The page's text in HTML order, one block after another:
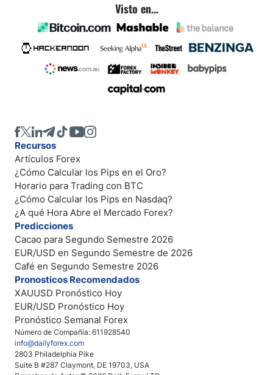
Visto en...
Número de Compañía: 611928540
info@dailyforex.com
2803 Philadelphia Pike
Suite B #287 Claymont, DE 19703, USA
Recursos
Artículos Forex
¿Cómo Calcular los Pips en el Oro?
Horario para Trading con BTC
¿Cómo Calcular los Pips en Nasdaq?
¿A qué Hora Abre el Mercado Forex?
Predicciones
Cacao para Segundo Semestre 2026
EUR/USD en Segundo Semestre de 2026
Café en Segundo Semestre 2026
Pronosticos Recomendados
XAUUSD Pronóstico Hoy
EUR/USD Pronóstico Hoy
Pronóstico Semanal Forex